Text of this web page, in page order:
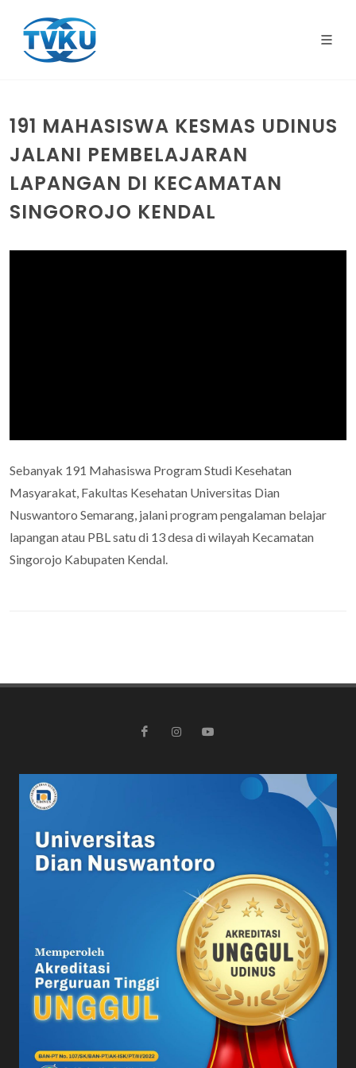
191 MAHASISWA KESMAS UDINUS
JALANI PEMBELAJARAN
LAPANGAN DI KECAMATAN
SINGOROJO KENDAL
Sebanyak 191 Mahasiswa Program Studi Kesehatan
Masyarakat, Fakultas Kesehatan Universitas Dian
Nuswantoro Semarang, jalani program pengalaman belajar
lapangan atau PBL satu di 13 desa di wilayah Kecamatan
Singorojo Kabupaten Kendal.